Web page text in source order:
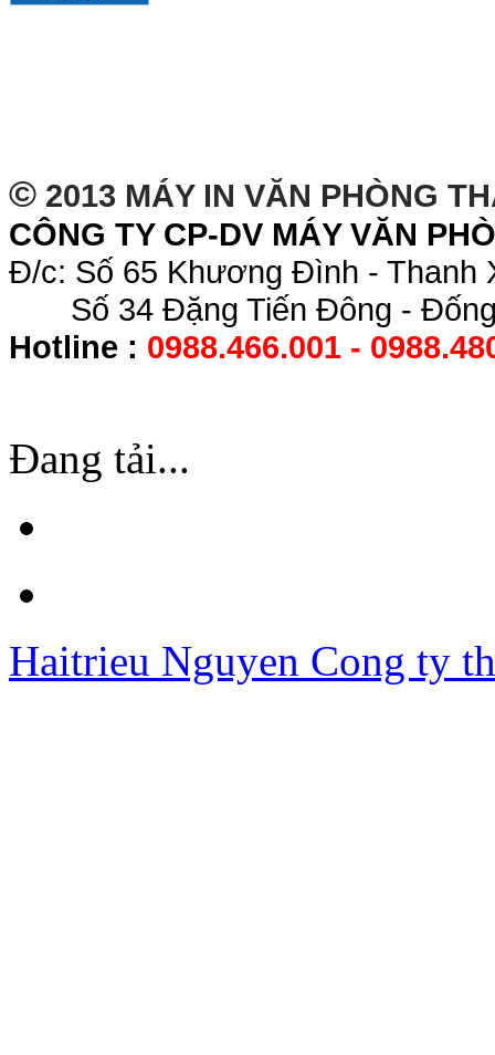
© 2013 MÁY IN VĂN PHÒNG
CÔNG TY CP-DV MÁY VĂN
Đ/c: Số 65 Khương Đình - Thanh
Số 34 Đặng Tiến Đông -
Hotline : 0988.466.001 -
Đang tải...
Haitrieu Nguyen Cong ty